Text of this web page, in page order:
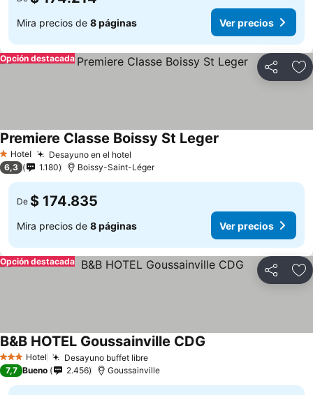
Mira precios de 8 páginas Ver precios
Compartir
Opción destacada
1 Estrellas
Hotel Desayuno en el hotel
Premiere Classe Boissy St Leger
6,3 1.180 Boissy-Saint-Léger
De $ 174.835
Mira precios de 8 páginas Ver precios
Compartir
Opción destacada
3 Estrellas
Hotel Desayuno buffet libre
B&B HOTEL Goussainville CDG
7,7 Bueno 2.456 Goussainville